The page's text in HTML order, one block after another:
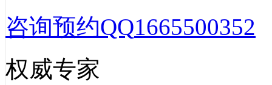
咨询预约QQ1665500352
权威专家